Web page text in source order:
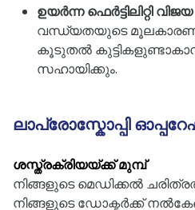
ഉയർന്ന ഫെർട്ടിലിറ്റി
വന്ധ്യതയുടെ
കൂടുതൽ
സഹായിക്കും.
ലാപ്രോസ്കോപ്പി
ശസ്ത്രക്രിയയ്ക്ക് മുമ്പ്
നിങ്ങളുടെ മെഡിക്കൽ
നിങ്ങളുടെ ഡോക്ടർക്ക്